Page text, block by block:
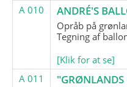
A 010
ANDRÉ'S
Opråb på
Tegning af
[Klik for at se]
A 011
"GRØNLANDS